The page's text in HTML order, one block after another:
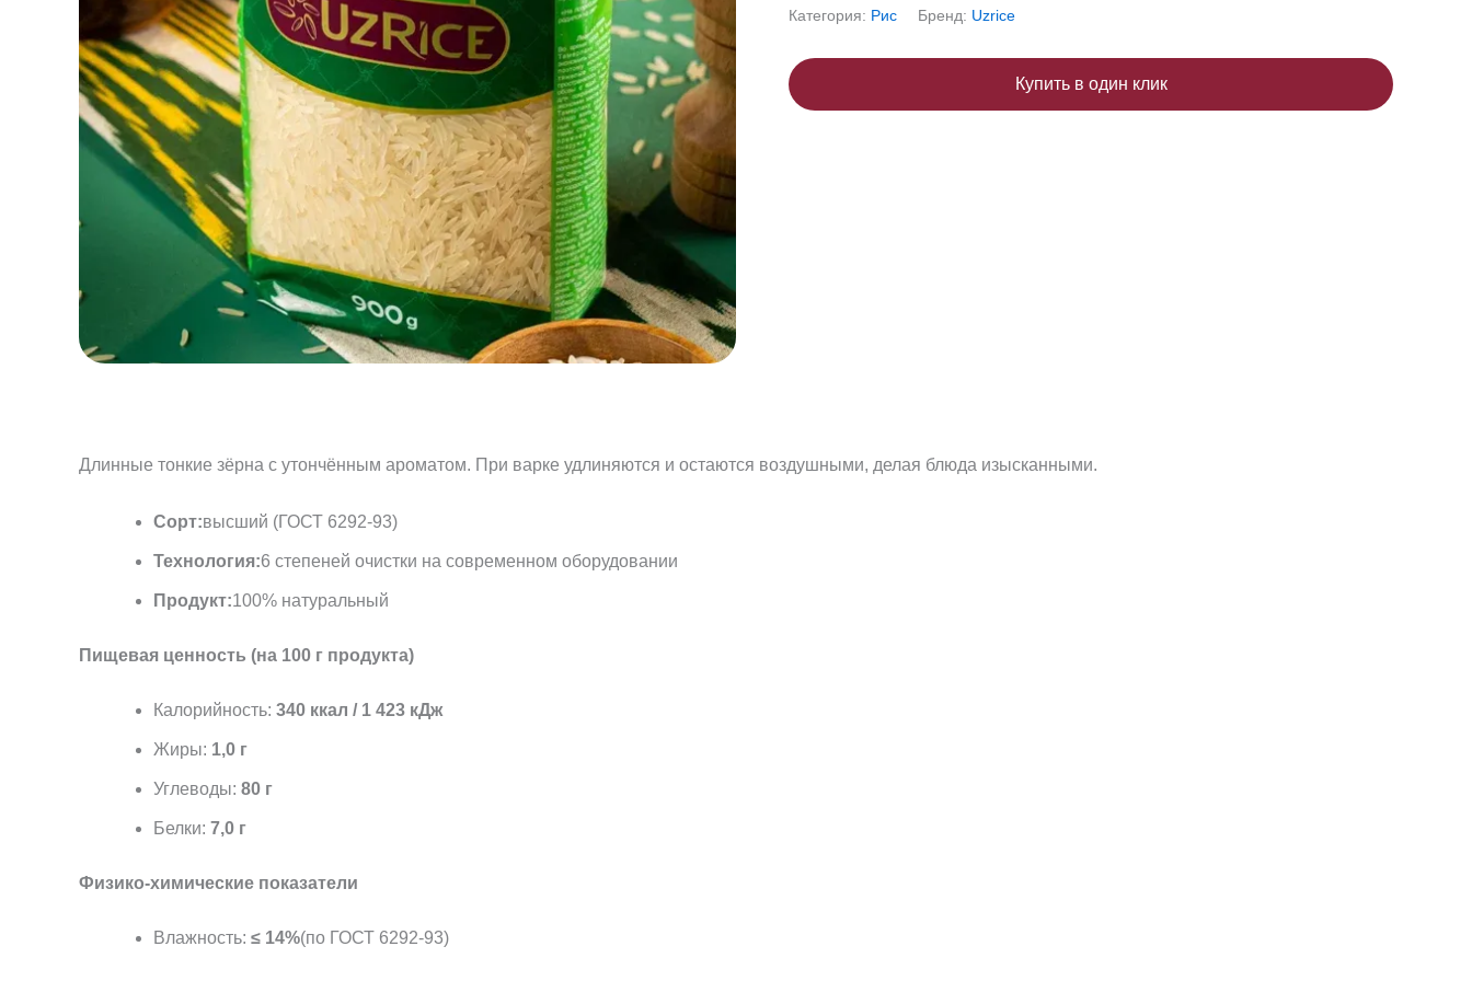
Категория: Рис Бренд: Uzrice
Купить в один клик
Длинные тонкие зёрна с утончённым ароматом. При варке удлиняются и остаются воздушными, делая блюда изысканными.
Сорт:высший (ГОСТ 6292-93)
Технология:6 степеней очистки на современном оборудовании
Продукт:100% натуральный
Пищевая ценность (на 100 г продукта)
Калорийность: 340 ккал / 1 423 кДж
Жиры: 1,0 г
Углеводы: 80 г
Белки: 7,0 г
Физико-химические показатели
Влажность: ≤ 14%(по ГОСТ 6292-93)